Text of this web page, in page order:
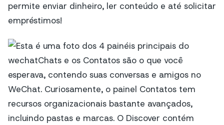
permite enviar dinheiro, ler conteúdo e até solicitar
empréstimos!